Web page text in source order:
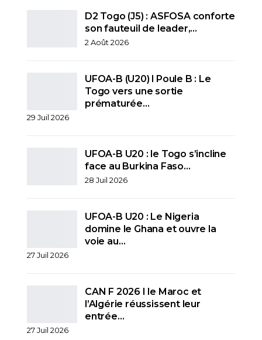
D2 Togo (J5) : ASFOSA conforte
son fauteuil de leader,…
2 Août 2026
UFOA-B (U20) l Poule B : Le
Togo vers une sortie
prématurée…
29 Juil 2026
UFOA-B U20 : le Togo s’incline
face au Burkina Faso…
28 Juil 2026
UFOA-B U20 : Le Nigeria
domine le Ghana et ouvre la
voie au…
27 Juil 2026
CAN F 2026 I le Maroc et
l’Algérie réussissent leur
entrée…
27 Juil 2026